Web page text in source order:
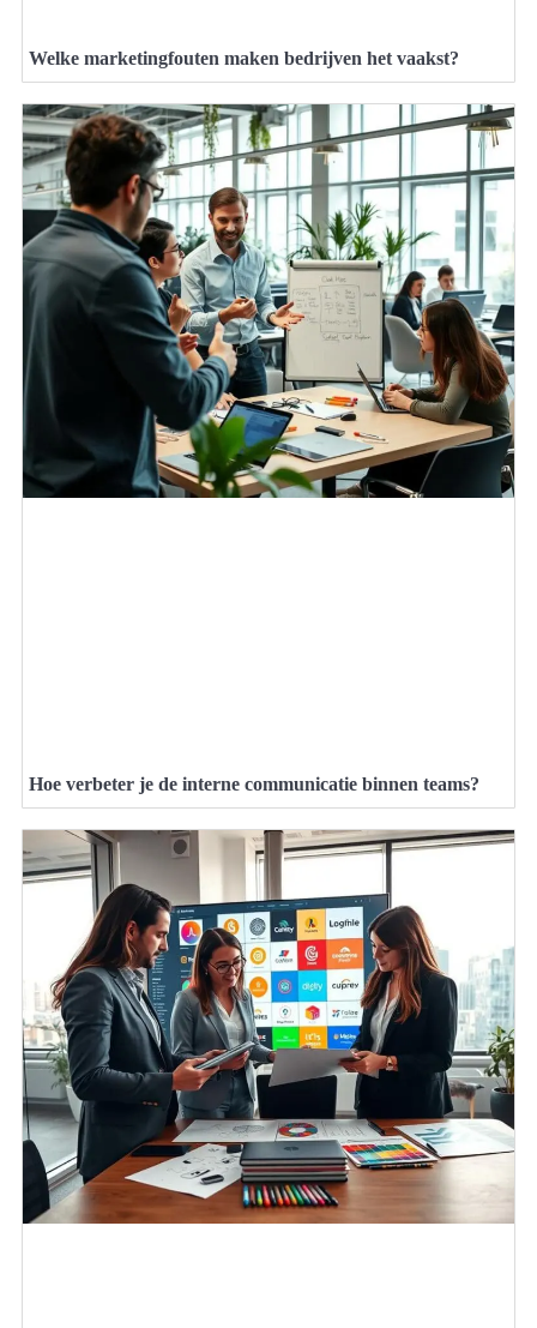
Welke marketingfouten maken bedrijven het vaakst?
Hoe verbeter je de interne communicatie binnen teams?